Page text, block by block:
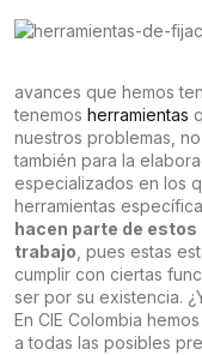
avances que hemos
tenemos herramientas
nuestros problemas,
también para la
especializados en los
herramientas
hacen parte de
trabajo, pues estas
cumplir con ciertas
ser por su existencia.
En CIE Colombia
a todas las posibles